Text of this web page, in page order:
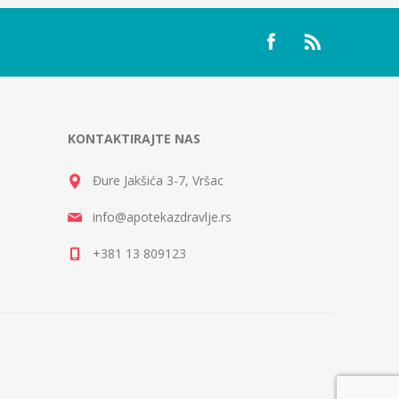
KONTAKTIRAJTE NAS
Đure Jakšića 3-7, Vršac
info@apotekazdravlje.rs
+381 13 809123